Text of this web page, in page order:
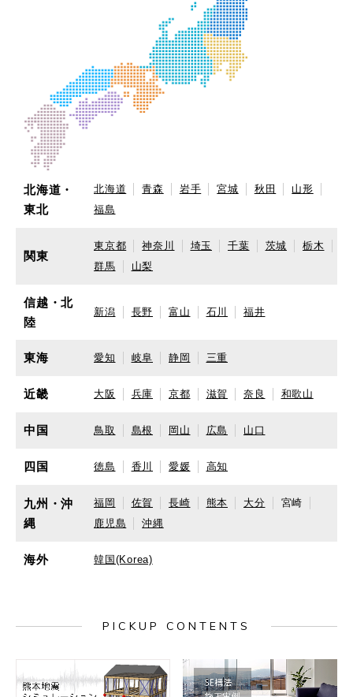
北海道・
東北
北海道 青森 岩手 宮城 秋田
山形
福島
関東
東京都 神奈川 埼玉 千葉 茨城
栃木
群馬
山梨
信越・北
陸
新潟 長野 富山 石川 福井
東海 愛知 岐阜 静岡 三重
近畿 大阪 兵庫 京都 滋賀 奈良 和歌山
中国 鳥取 島根 岡山 広島 山口
四国 徳島 香川 愛媛 高知
九州・沖
縄
福岡 佐賀 長崎 熊本 大分
宮崎
鹿児島
沖縄
海外 韓国(Korea)
PICKUP CONTENTS